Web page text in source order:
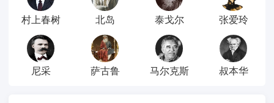
村上春树 北岛 泰戈尔 张爱玲
尼采 萨古鲁 马尔克斯 叔本华